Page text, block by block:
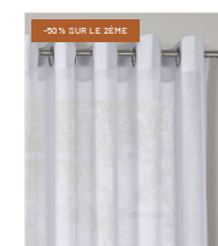
-50% SUR LE 2ÈME